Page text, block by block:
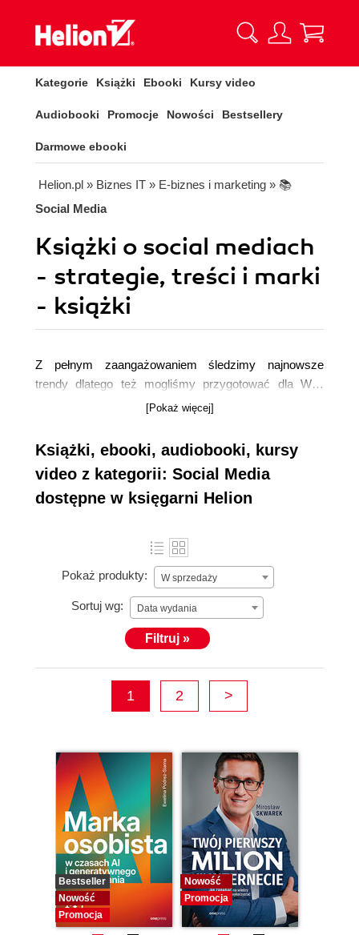
Kategorie Książki Ebooki Kursy video
Audiobooki Promocje Nowości Bestsellery
Darmowe ebooki
Helion.pl » Biznes IT » E-biznes i marketing » 📚
Social Media
Książki o social mediach
- strategie, treści i marki
- książki
Z pełnym zaangażowaniem śledzimy najnowsze
trendy dlatego też mogliśmy przygotować dla Was
najbardziej aktualną i bogatą ofertę
społecznościowe stały się nieodłącznym elementem
zarówno osobistego, jak i zawodowego życia. Dlatego
nasza kategoriaksiążek dedykowanych social
mediom oferuje nie tylko aktualną wiedzę, ale
wykorzystać potęgę tych platform.
[Pokaż więcej]
Książki, ebooki, audiobooki, kursy
video z kategorii: Social Media
dostępne w księgarni Helion
Pokaż produkty: W sprzedaży
Sortuj wg: Data wydania
Filtruj »
1 2 >
Bestseller
Nowość
Promocja
Nowość
Promocja